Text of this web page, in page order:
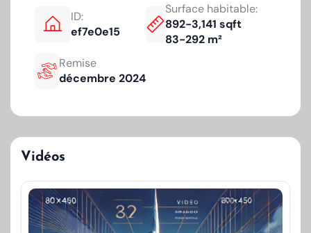
ID:
ef7e0e15
Surface habitable:
892-3,141 sqft
83-292 m²
Remise
décembre 2024
Vidéos